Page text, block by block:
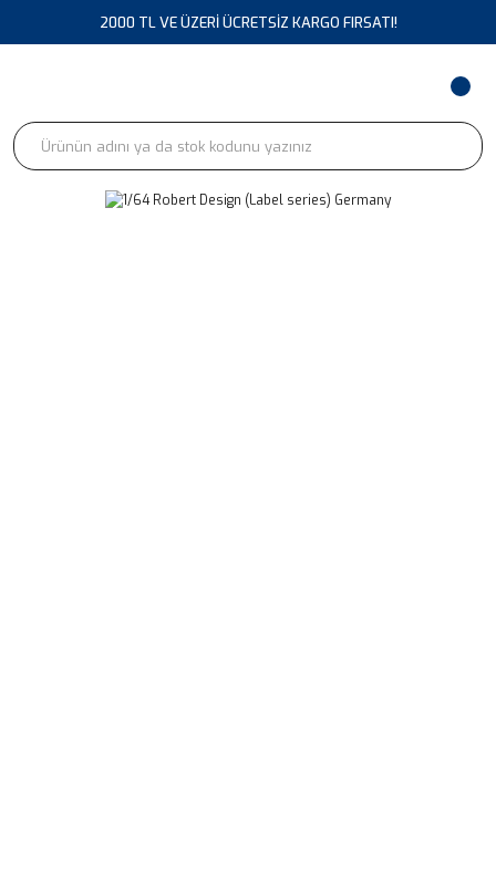
2000 TL VE ÜZERİ ÜCRETSİZ KARGO FIRSATI!